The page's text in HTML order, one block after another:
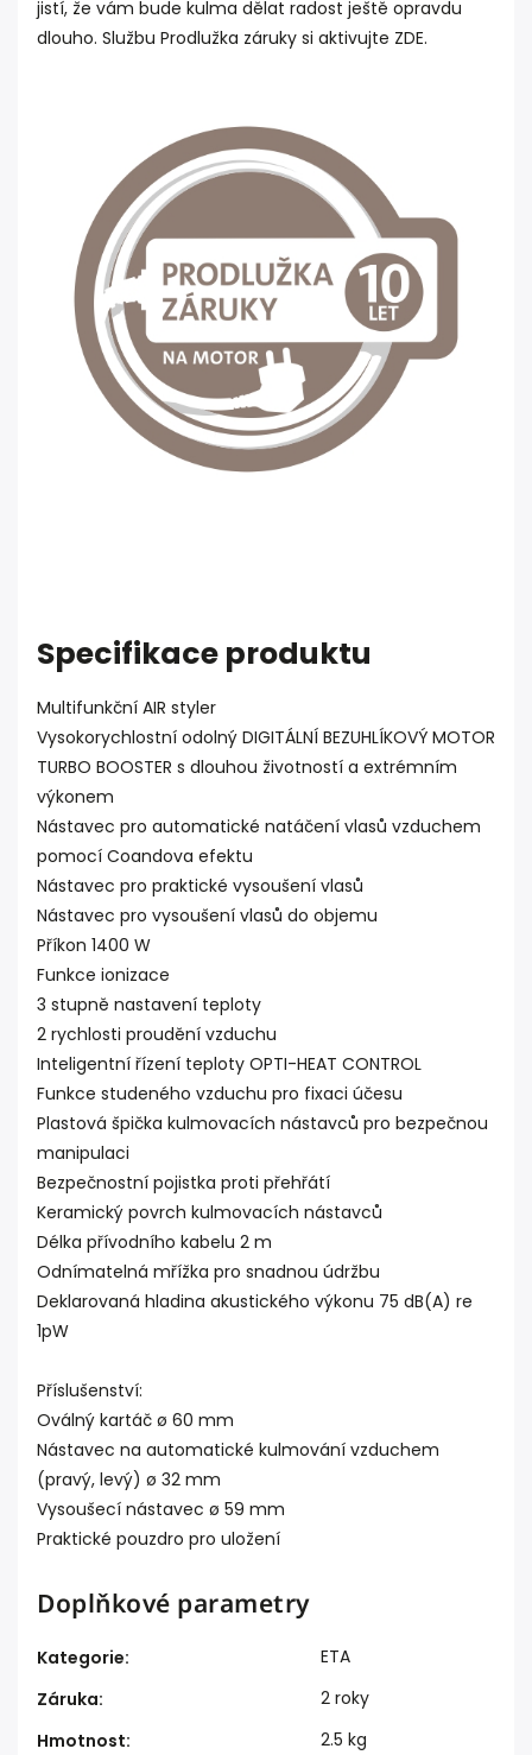
jistí, že vám bude kulma dělat radost ještě opravdu
dlouho. Službu Prodlužka záruky si aktivujte ZDE.
Specifikace produktu
Multifunkční AIR styler
Vysokorychlostní odolný DIGITÁLNÍ BEZUHLÍKOVÝ MOTOR
TURBO BOOSTER s dlouhou životností a extrémním
výkonem
Nástavec pro automatické natáčení vlasů vzduchem
pomocí Coandova efektu
Nástavec pro praktické vysoušení vlasů
Nástavec pro vysoušení vlasů do objemu
Příkon 1400 W
Funkce ionizace
3 stupně nastavení teploty
2 rychlosti proudění vzduchu
Inteligentní řízení teploty OPTI-HEAT CONTROL
Funkce studeného vzduchu pro fixaci účesu
Plastová špička kulmovacích nástavců pro bezpečnou
manipulaci
Bezpečnostní pojistka proti přehřátí
Keramický povrch kulmovacích nástavců
Délka přívodního kabelu 2 m
Odnímatelná mřížka pro snadnou údržbu
Deklarovaná hladina akustického výkonu 75 dB(A) re
1pW
Příslušenství:
Oválný kartáč ø 60 mm
Nástavec na automatické kulmování vzduchem
(pravý, levý) ø 32 mm
Vysoušecí nástavec ø 59 mm
Praktické pouzdro pro uložení
Doplňkové parametry
Kategorie:
ETA
Záruka:
2 roky
Hmotnost:
2.5 kg